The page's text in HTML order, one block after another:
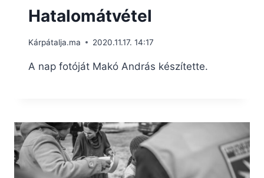
Hatalomátvétel
Kárpátalja.ma 2020.11.17. 14:17
A nap fotóját Makó András készítette.